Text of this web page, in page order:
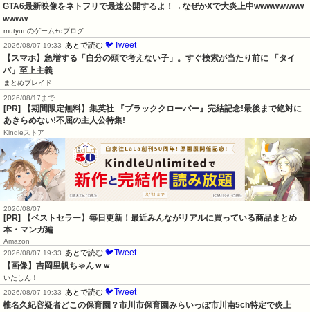
GTA6最新映像をネトフリで最速公開するよ！→なぜかXで大炎上中wwwwwwww
wwww
mutyunのゲーム+αブログ
2026/08/07 19:33
あとで読む 🐦Tweet
【スマホ】急増する「自分の頭で考えない子」。すぐ検索が当たり前に 「タイ
パ」至上主義
まとめブレイド
2026/08/17まで
[PR] 【期間限定無料】集英社 『ブラッククローバー』完結記念!最後まで絶対に
あきらめない!不屈の主人公特集!
Kindleストア
2026/08/07
[PR] 【ベストセラー】毎日更新！最近みんながリアルに買っている商品まとめ
本・マンガ編
Amazon
2026/08/07 19:33
あとで読む 🐦Tweet
【画像】吉岡里帆ちゃんｗｗ
いたしん！
2026/08/07 19:33
あとで読む 🐦Tweet
椎名久紀容疑者どこの保育園？市川市保育園みらいっぽ市川南5ch特定で炎上